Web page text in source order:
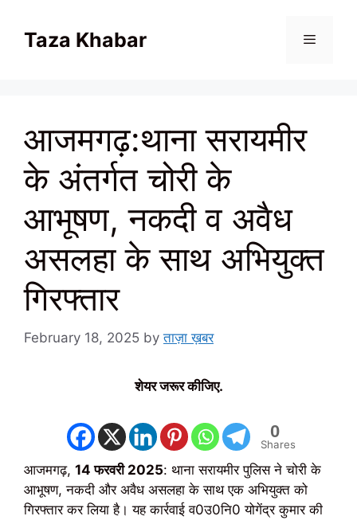
contentTaza Khabar
आजमगढ़:थाना सरायमीर
के अंतर्गत चोरी के
आभूषण, नकदी व अवैध
असलहा के साथ अभियुक्त
गिरफ्तार
February 18, 2025 byताज़ा ख़बर
शेयर जरूर कीजिए.
0
Shares
आजमगढ़, 14 फरवरी 2025: थाना सरायमीर पुलिस ने चोरी के
आभूषण, नकदी और अवैध असलहा के साथ एक अभियुक्त को
गिरफ्तार कर लिया है। यह कार्रवाई व0उ0नि0 योगेंद्र कुमार की